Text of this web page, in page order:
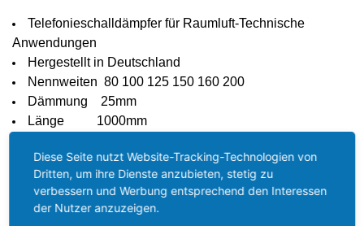
Telefonieschalldämpfer für Raumluft-Technische
Anwendungen
Hergestellt in Deutschland
Nennweiten 80 100 125 150 160 200
Dämmung
25mm
Länge
1000mm
Material außen: Aluminium
Füllung: Mineralwolle, kunstharzgebunden, nicht
brennbar gemäß Din 4102 Klasse A1
Innenrohr: Aluminium perforiert
Diese Seite nutzt Website-Tracking-Technologien von
Dritten, um ihre Dienste anzubieten, stetig zu
verbessern und Werbung entsprechend den Interessen
der Nutzer anzuzeigen.